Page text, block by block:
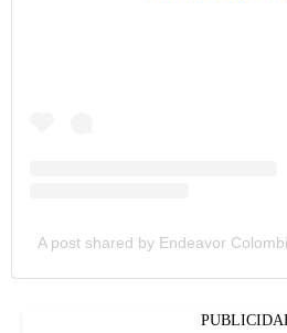
A post shared by Endeavor